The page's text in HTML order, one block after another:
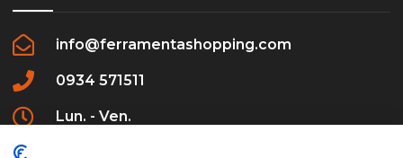
info@ferramentashopping.com
0934 571511
Lun. - Ven.